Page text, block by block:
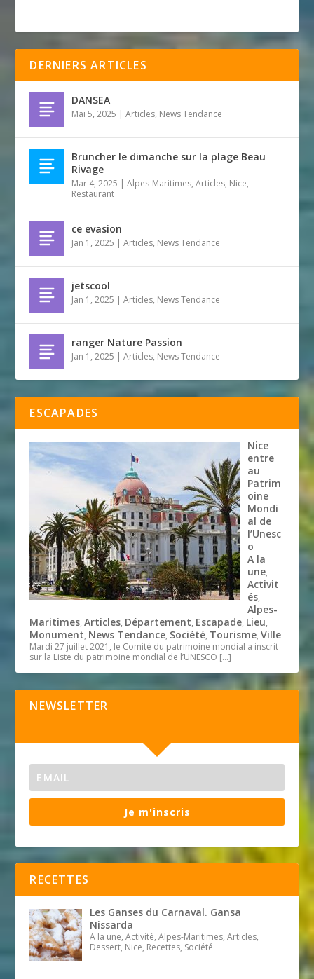
DERNIERS ARTICLES
DANSEA
Mai 5, 2025 |Articles, News Tendance
Bruncher le dimanche sur la plage Beau
Rivage
Mar 4, 2025 |Alpes-Maritimes,Articles, Nice,
Restaurant
ce evasion
Jan 1, 2025 |Articles, News Tendance
jetscool
Jan 1, 2025 |Articles, News Tendance
ranger Nature Passion
Jan 1, 2025 |Articles, News Tendance
ESCAPADES
Nice
entre
au
Patrim
oine
Mondi
al de
l’Unesc
o
A la
une,
Activit
és,
Alpes-
Maritimes,Articles, Département, Escapade, Lieu,
Monument, News Tendance, Société, Tourisme,Ville
Mardi 27 juillet 2021, le Comité du patrimoine mondial a inscrit
sur la Liste du patrimoine mondial de l’UNESCO […]
NEWSLETTER
Je m'inscris
RECETTES
Les Ganses du Carnaval. Gansa
Nissarda
A la une, Activité, Alpes-Maritimes, Articles,
Dessert, Nice, Recettes, Société